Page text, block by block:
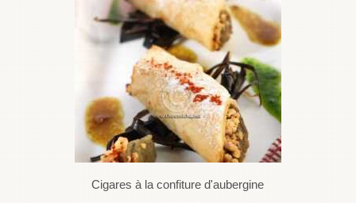
Cigares à la confiture d'aubergine